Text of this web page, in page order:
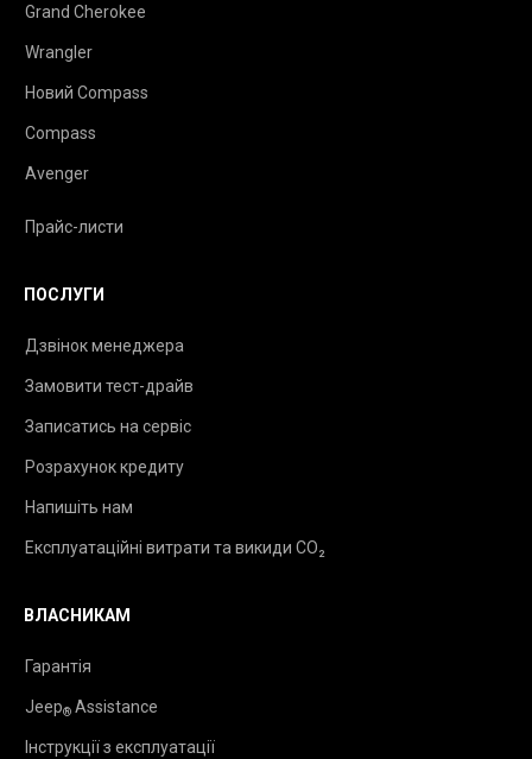
Grand Cherokee
Wrangler
Новий Compass
Compass
Avenger
Прайс-листи
ПОСЛУГИ
Дзвінок менеджера
Замовити тест-драйв
Записатись на сервіс
Розрахунок кредиту
Напишіть нам
Експлуатаційні витрати та викиди CO₂
ВЛАСНИКАМ
Гарантія
Jeep® Assistance
Інструкції з експлуатації